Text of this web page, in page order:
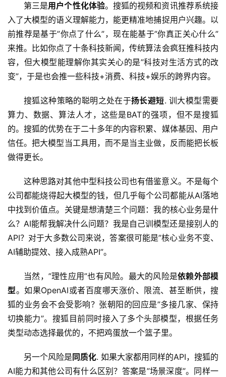
A
I
日
报
开
源
项
目
应
用
行
好
文
教
第三是用户个性化体验。搜狐的视频和资讯推荐系统接
入了大模型的语义理解能力，能更精准地捕捉用户兴趣。以
前推荐是基于”你点了什么”，现在能基于”你真正关心什么”
来推。比如你点了十条科技新闻，传统算法会疯狂推科技内
容，但大模型能理解你其实关心的是”科技对生活方式的改
变”，于是也会推一些科技+消费、科技+娱乐的跨界内容。
搜狐这种策略的聪明之处在于扬长避短. 训大模型需要
算力、数据、算法人才，这些是BAT的强项，但不是搜狐
的。搜狐的优势在于二十多年的内容积累、媒体基因、用户
信任。把大模型当工具用，而不是当主业做，反而能把长板
做得更长。
这种思路对其他中型科技公司也有借鉴意义。不是每个
公司都能烧得起大模型的钱，但几乎每个公司都能从AI落地
中找到价值点。关键是想清楚三个问题：我的核心业务是什
么？AI能帮我解决什么问题？我是自己训模型还是接别人的
API？对于大多数公司来说，答案很可能是”核心业务不变、
AI辅助提效、接入成熟API”。
当然，”理性应用”也有风险。最大的风险是依赖外部模
型。如果OpenAI或者百度哪天涨价、限流、甚至断供，搜
狐的业务会不会受影响？张朝阳的回应是”多接几家、保持
切换能力”。搜狐目前同时接入了多个头部模型，根据任务
类型动态选择最优的，不把鸡蛋放一个篮子里。
另一个风险是 同质化. 如果大家都用同样的API，搜狐的
AI能力和其他公司有什么区别？答案是”场景深度”。同样一